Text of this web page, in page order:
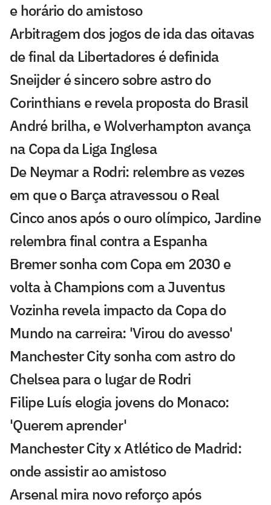
e horário do amistoso
Arbitragem dos jogos de ida das oitavas
de final da Libertadores é definida
Sneijder é sincero sobre astro do
Corinthians e revela proposta do Brasil
André brilha, e Wolverhampton avança
na Copa da Liga Inglesa
De Neymar a Rodri: relembre as vezes
em que o Barça atravessou o Real
Cinco anos após o ouro olímpico, Jardine
relembra final contra a Espanha
Bremer sonha com Copa em 2030 e
volta à Champions com a Juventus
Vozinha revela impacto da Copa do
Mundo na carreira: 'Virou do avesso'
Manchester City sonha com astro do
Chelsea para o lugar de Rodri
Filipe Luís elogia jovens do Monaco:
'Querem aprender'
Manchester City x Atlético de Madrid:
onde assistir ao amistoso
Arsenal mira novo reforço após